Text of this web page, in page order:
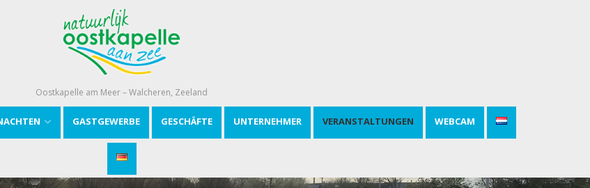
Oostkapelle am Meer – Walcheren, Zeeland
GASTGEWERBE GESCHÄFTE UNTERNEHMER VERANSTALTUNGEN WEBCAM